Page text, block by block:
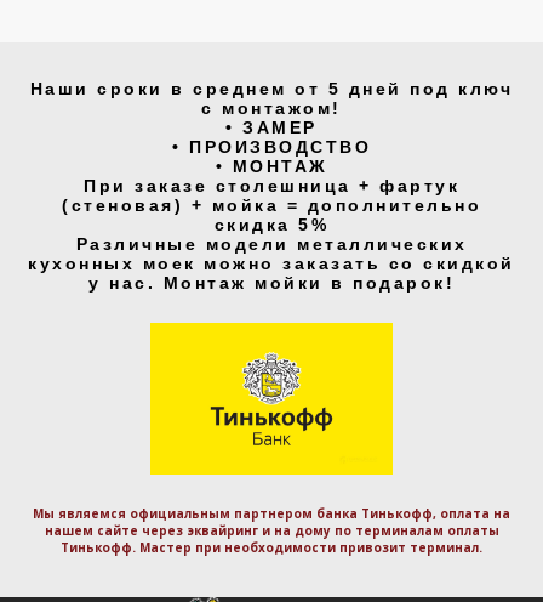
Наши сроки в среднем от 5 дней под ключ
с монтажом!
• ЗАМЕР
• ПРОИЗВОДСТВО
• МОНТАЖ
При заказе столешница + фартук
(стеновая) + мойка = дополнительно
скидка 5%
Различные модели металлических
кухонных моек можно заказать со скидкой
у нас. Монтаж мойки в подарок!
Мы являемся официальным партнером банка Тинькофф, оплата на
нашем сайте через эквайринг и на дому по терминалам оплаты
Тинькофф. Маcтер при необходимости привозит терминал.